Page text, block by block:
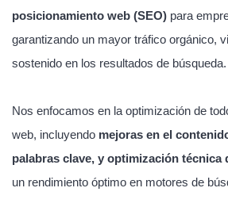
posicionamiento web (SEO) para
garantizando un mayor tráfico orgánico,
sostenido en los resultados de búsqueda.
Nos enfocamos en la optimización de
web, incluyendo mejoras en el
palabras clave, y optimización técnica
un rendimiento óptimo en motores de